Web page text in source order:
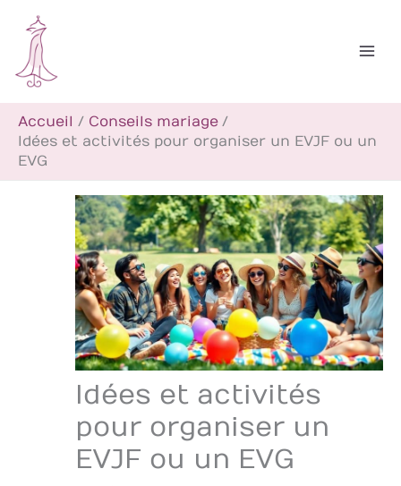
contenu
Accueil
Conseils mariage
Idées et activités pour organiser un EVJF ou un
EVG
Idées et activités
pour organiser un
EVJF ou un EVG
c
h
e
r
c